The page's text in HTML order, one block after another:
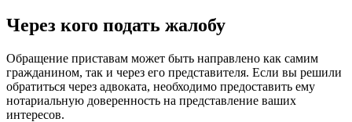
Через кого подать жалобу
Обращение приставам может быть направлено как самим
гражданином, так и через его представителя. Если вы решили
обратиться через адвоката, необходимо предоставить ему
нотариальную доверенность на представление ваших
интересов.